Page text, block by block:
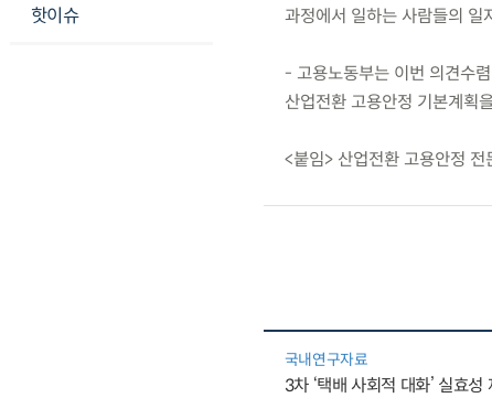
핫이슈
과정에서 일하는 사람들의 일
- 고용노동부는 이번 의견수
산업전환 고용안정 기본계획
<붙임> 산업전환 고용안정 전
국내연구자료
3차 ‘택배 사회적 대화’ 실효